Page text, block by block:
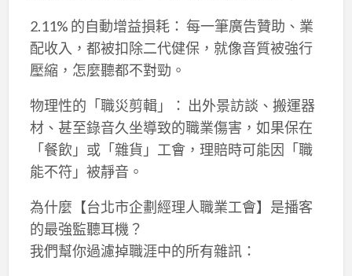
2.11% 的自動增益損耗： 每一筆廣告贊助、業
配收入，都被扣除二代健保，就像音質被強行
壓縮，怎麼聽都不對勁。
物理性的「職災剪輯」： 出外景訪談、搬運器
材、甚至錄音久坐導致的職業傷害，如果保在
「餐飲」或「雜貨」工會，理賠時可能因「職
能不符」被靜音。
為什麼【台北市企劃經理人職業工會】是播客
的最強監聽耳機？
我們幫你過濾掉職涯中的所有雜訊：